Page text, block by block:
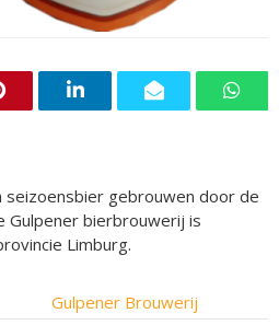
gebrouwen door de
Gulpener bierbrouwerij is
Limburg.
Gulpener Brouwerij